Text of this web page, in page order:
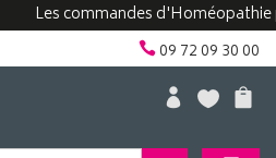
Les commandes d'Homéopathie
09 72 09 30 00